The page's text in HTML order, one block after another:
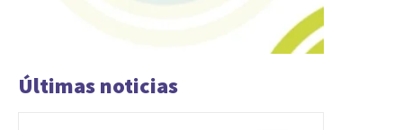
Últimas noticias